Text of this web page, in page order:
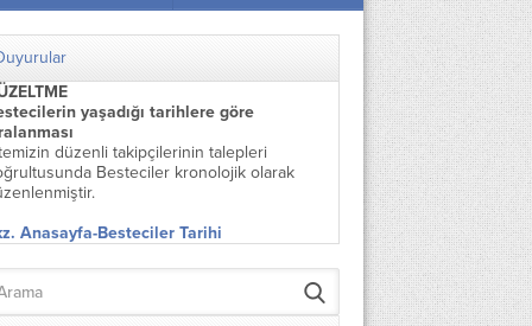
yaşadığı tarihlere göre
düzenli takipçilerinin talepleri
Besteciler kronolojik olarak
Anasayfa-Besteciler Tarihi